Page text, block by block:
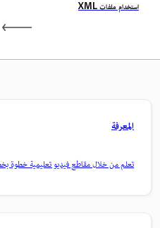
استخدام ملفات XML
المعرفة
تعلم من خلال مقاطع فيديو تعليمية خطوة